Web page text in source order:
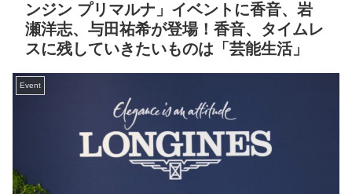
ンジン プリマルナ」イベントに香音、岩
瀬洋志、与田祐希が登場！香音、タイムレ
スに残していきたいものは「芸能生活」
Event